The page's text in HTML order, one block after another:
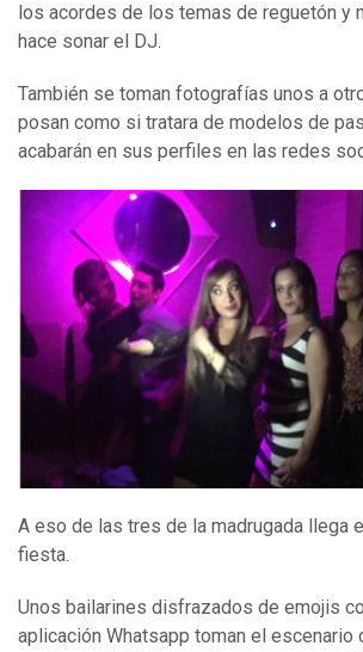
los acordes de los temas de reguetón y
hace sonar el DJ.
También se toman fotografías unos a
posan como si tratara de modelos de
acabarán en sus perfiles en las redes
A eso de las tres de la madrugada llega
fiesta.
Unos bailarines disfrazados de emojis
aplicación Whatsapp toman el escenario